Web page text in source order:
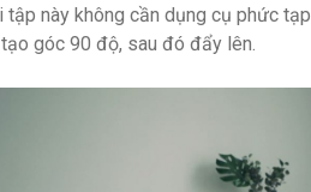
tập này không cần dụng cụ phức
góc 90 độ, sau đó đẩy lên.